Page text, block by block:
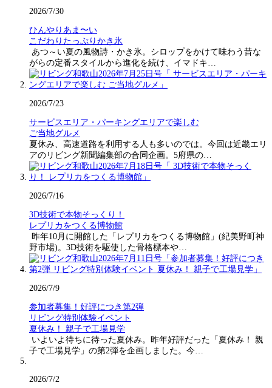
2026/7/30
ひんやりあま〜い
こだわりたっぷりかき氷
あつ～い夏の風物詩・かき氷。シロップをかけて味わう昔な
がらの定番スタイルから進化を続け、イマドキ…
2026/7/23
サービスエリア・パーキングエリアで楽しむ
ご当地グルメ
夏休み、高速道路を利用する人も多いのでは。今回は近畿エリ
アのリビング新聞編集部の合同企画。5府県の…
2026/7/16
3D技術で本物そっくり！
レプリカをつくる博物館
昨年10月に開館した「レプリカをつくる博物館」(紀美野町神
野市場)。3D技術を駆使した骨格標本や…
2026/7/9
参加者募集！好評につき第2弾
リビング特別体験イベント
夏休み！ 親子で工場見学
いよいよ待ちに待った夏休み。昨年好評だった「夏休み！ 親
子で工場見学」の第2弾を企画しました。今…
2026/7/2